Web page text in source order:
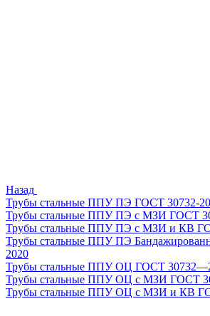
Назад
Трубы стальные ППУ ПЭ ГОСТ 30732-
Трубы стальные ППУ ПЭ с МЗИ ГОСТ
Трубы стальные ППУ ПЭ с МЗИ и КВ
Трубы стальные ППУ ПЭ
2020
Трубы стальные ППУ ОЦ ГОСТ
Трубы стальные ППУ ОЦ с МЗИ ГОСТ
Трубы стальные ППУ ОЦ с МЗИ и КВ